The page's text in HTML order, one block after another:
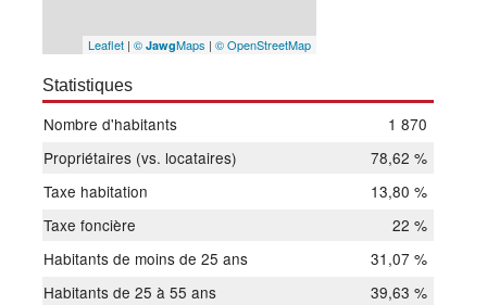
Leaflet| © JawgMaps | © OpenStreetMap
Statistiques
Nombre d'habitants
1 870
Propriétaires (vs. locataires)
78,62 %
Taxe habitation
13,80 %
Taxe foncière
22 %
Habitants de moins de 25 ans
31,07 %
Habitants de 25 à 55 ans
39,63 %